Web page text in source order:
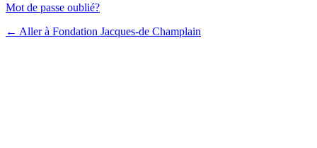
Mot de passe oublié?
← Aller à Fondation Jacques-de Champlain